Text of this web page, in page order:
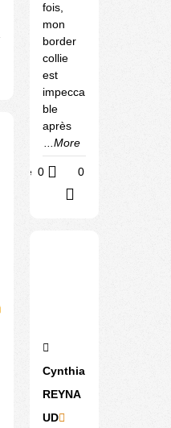
fois,
mon
border
collie
est
impecca
ble
après
...More
Utile 0 0
Cynthia
REYNA
UD